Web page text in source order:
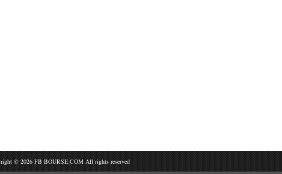
© 2026 FB BOURSE.COM All rights reserved